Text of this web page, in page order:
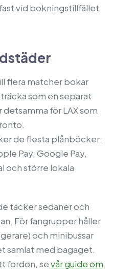
vid bokningstillfället
flera matcher bokar
som en separat
för LAX som
de flesta plånböcker:
Pay, Google Pay,
och större lokala
täcker sedaner och
För fangrupper håller
och minibussar
samlat med bagaget.
fordon, sevår guide om